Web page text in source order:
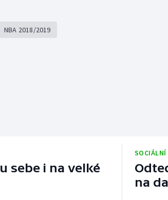
NBA 2018/2019
sebe i na velké
na